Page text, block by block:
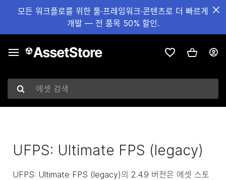
모든 워크플로를 위한 툴·프레임워크·콘텐츠로 더 빠르게
개발 — 전 품목 50% 할인.
에셋 검색
UFPS: Ultimate FPS (legacy)
UFPS: Ultimate FPS (legacy)의 2.4.9 버전은 에셋 스토